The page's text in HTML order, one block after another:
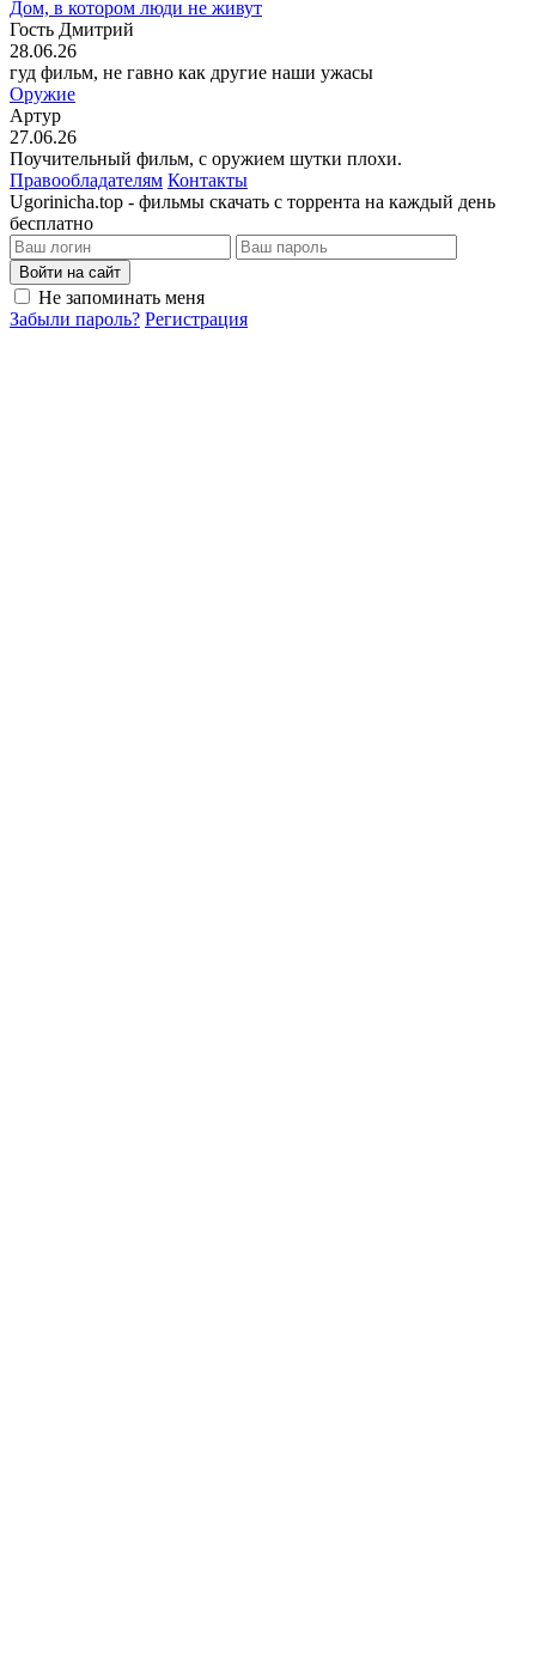
Дом, в котором люди не живут
Гость Дмитрий
28.06.26
гуд фильм, не гавно как другие наши ужасы
Оружие
Артур
27.06.26
Поучительный фильм, с оружием шутки плохи.
Правообладателям Контакты
Ugorinicha.top - фильмы скачать с торрента на каждый день
бесплатно
Войти на сайт
Не запоминать меня
Забыли пароль? Регистрация